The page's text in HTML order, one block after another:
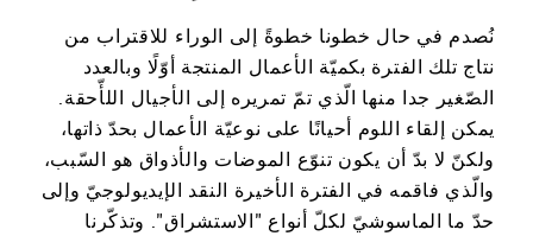
نُصدم في حال خطونا خطوةً إلى الوراء للاقتراب من
نتاج تلك الفترة بكميّة الأعمال المنتجة أوّلًا وبالعدد
الصّغير جدا منها الّذي تمّ تمريره إلى الأجيال اللأّحقة.
يمكن إلقاء اللوم أحيانًا على نوعيّة الأعمال بحدّ ذاتها،
ولكنّ لا بدّ أن يكون تنوّع الموضات والأذواق هو السّبب،
والّذي فاقمه في الفترة الأخيرة النقد الإيديولوجيّ وإلى
حدّ ما الماسوشيّ لكلّ أنواع "الاستشراق". وتذكّرنا